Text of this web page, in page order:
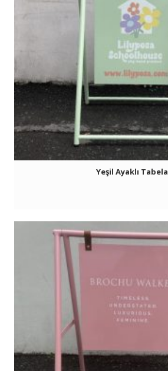
Yeşil Ayaklı Tabela